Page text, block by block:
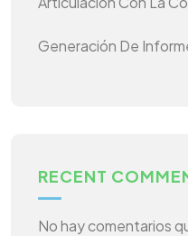
Generación De
RECENT
No hay comentarios